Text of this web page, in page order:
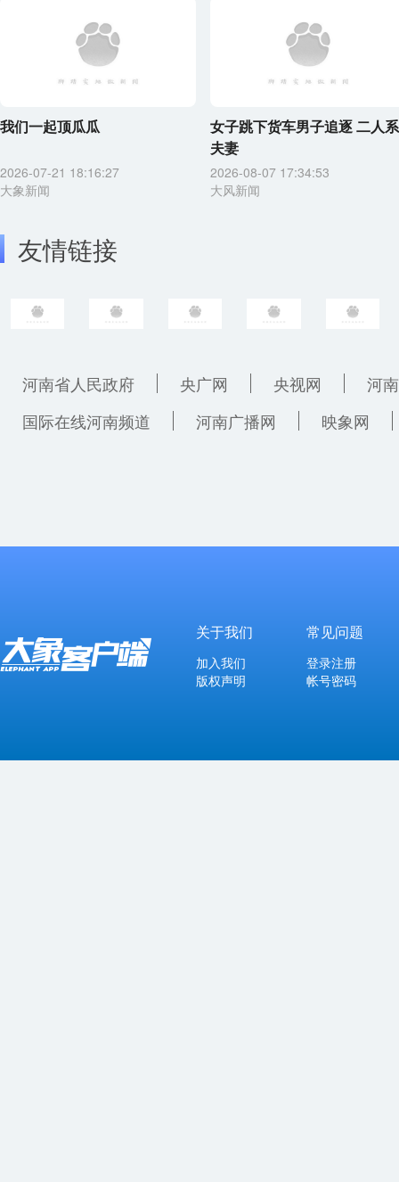
我们一起顶瓜瓜
2026-07-21 18:16:27
大象新闻
女子跳下货车男子追逐 二人系
夫妻
2026-08-07 17:34:53
大风新闻
友情链接
河南省人民政府 央广网 央视网
河
国际在线河南频道
河南广播网 映象网
关于我们
加入我们
版权声明
常见问题
登录注册
帐号密码